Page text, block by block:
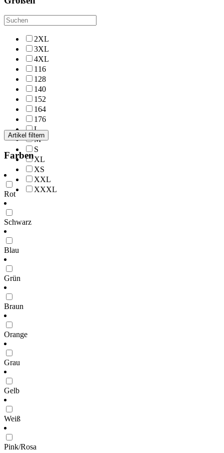
2XL
3XL
4XL
116
128
140
152
164
176
L
M
S
XL
XS
XXL
XXXL
Artikel filtern
Farben
Rot
Schwarz
Blau
Grün
Braun
Orange
Grau
Gelb
Weiß
Pink/Rosa